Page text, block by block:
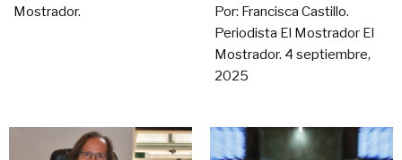
Mostrador.
Por: Francisca Castillo.
Periodista El Mostrador El
Mostrador. 4 septiembre,
2025